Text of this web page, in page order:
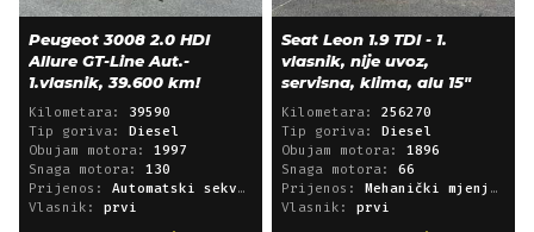
Peugeot 3008 2.0 HDI
Allure GT-Line Aut.-
1.vlasnik, 39.600 km!
Kilometara: 39590
Tip goriva:
Diesel
Obujam motora: 1997
Snaga motora: 130
Prijenos: Automatski sekvencijski
Vlasnik: prvi
Seat Leon 1.9 TDI - 1.
vlasnik, nije uvoz,
servisna, klima, alu 15"
Kilometara: 256270
Tip goriva:
Diesel
Obujam motora: 1896
Snaga motora: 66
Prijenos:
Mehanički mjenjač
Vlasnik: prvi